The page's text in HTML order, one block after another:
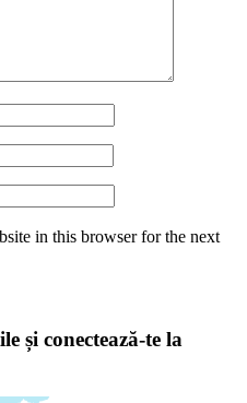
in this browser for the next
și conectează-te la